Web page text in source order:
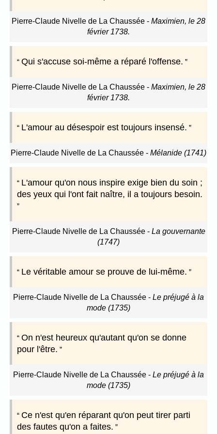
Pierre-Claude Nivelle de La Chaussée - Maximien, le 28
février 1738.
Qui s'accuse soi-même a réparé l'offense.
Pierre-Claude Nivelle de La Chaussée - Maximien, le 28
février 1738.
L'amour au désespoir est toujours insensé.
Pierre-Claude Nivelle de La Chaussée - Mélanide (1741)
L'amour qu'on nous inspire exige bien du soin ;
des yeux qui l'ont fait naître, il a toujours besoin.
Pierre-Claude Nivelle de La Chaussée- La gouvernante
(1747)
Le véritable amour se prouve de lui-même.
Pierre-Claude Nivelle de La Chaussée - Le préjugé à la
mode (1735)
On n'est heureux qu'autant qu'on se donne
pour l'être.
Pierre-Claude Nivelle de La Chaussée - Le préjugé à la
mode (1735)
Ce n'est qu'en réparant qu'on peut tirer parti
des fautes qu'on a faites.